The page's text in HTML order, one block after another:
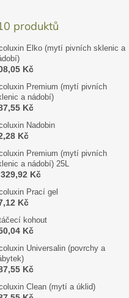
produktů
Elko (mytí pivních sklenic a
Kč
Premium (mytí pivních
a nádobí)
Kč
Nadobin
Kč
Premium (mytí pivních
a nádobí) 25L
Kč
Prací gel
Kč
kohout
Kč
Universalin (povrchy a
Kč
Clean (mytí a úklid)